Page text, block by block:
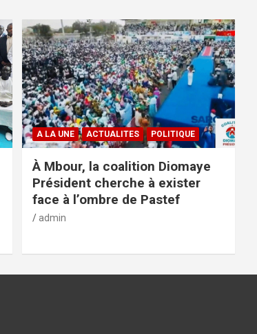
A LA UNE ACTUALITES POLITIQUE
À Mbour, la coalition Diomaye
Président cherche à exister
face à l’ombre de Pastef
admin